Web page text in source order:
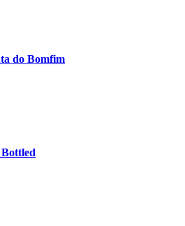
do Bomfim
Bottled